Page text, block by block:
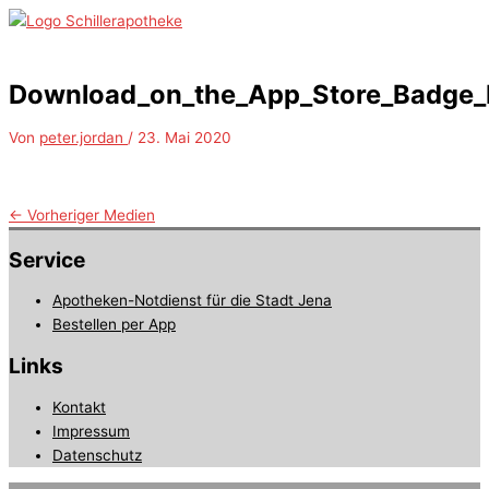
Zum
Von peter.jordan / 23. Mai 2020
← Vorheriger Medien
Service
Apotheken-Notdienst für die Stadt Jena
Bestellen per App
Links
Kontakt
Impressum
Datenschutz